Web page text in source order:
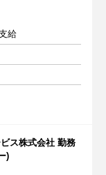
給
ス株式会社 勤務
)